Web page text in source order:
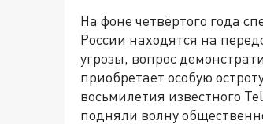
На фоне четвёртого года
России находятся на
угрозы, вопрос
приобретает особую
восьмилетия известного
подняли волну